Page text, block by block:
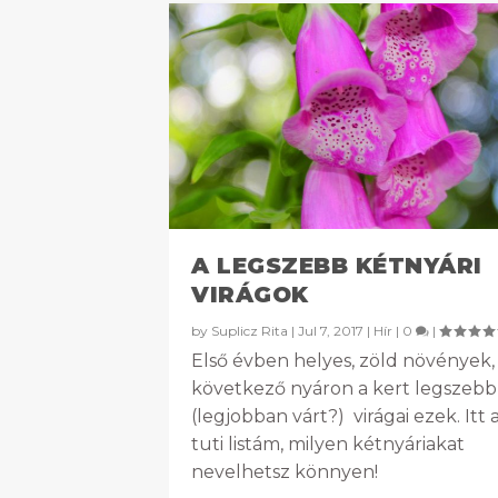
A LEGSZEBB KÉTNYÁRI
VIRÁGOK
by Suplicz Rita | Jul 7, 2017 | Hír | 0 |
Első évben helyes, zöld növények,
következő nyáron a kert legszebb
(legjobban várt?) virágai ezek. Itt
tuti listám, milyen kétnyáriakat
nevelhetsz könnyen!